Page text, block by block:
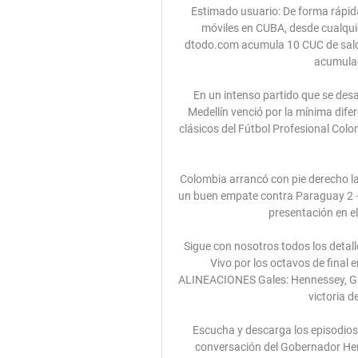
Estimado usuario: De forma rápida y sencilla, usted puede recargar el saldo a teléfonos móviles en CUBA, desde cualquier lugar del mundo. Si recarga con Moviles.compra-dtodo.com acumula 10 CUC de saldo adicional GRATIS (CUPON) que dura 330 días por el acumulado de los pagos efectuados.

En un intenso partido que se desarrolló en el estadio Atanasio Girardot, Independiente Medellín venció por la mínima diferencia a Atlético Nacional, en el marco de la jornada de clásicos del Fútbol Profesional Colombiano. La victoria del 'Poderoso' fue gracias a un tanto de Juan Fernando

Colombia arrancó con pie derecho la Copa América derrotando a Argentina 2-0. Catar sacó un buen empate contra Paraguay 2 – 2 y demostró que está trabajando para dar una buena presentación en el mundial 2022, del cual será anfitrión.

Sigue con nosotros todos los detalles, goles e incidencias del Gales vs Irlanda del Norte en Vivo por los octavos de final en la Euro 2016. Gales vs Irlanda del Norte en Vivo ALINEACIONES Gales: Hennessey, Gunter, Taylor, Chester, Williams, Davies,. Los memes de la victoria de México ante Estados Unidos

Escucha y descarga los episodios de Podcast JUICIO A LA NOTICIA gratis. Audio de la conversación del Gobernador Henry Falcón con los moderadores del programa 100% Noticias en el Canal 11 del Zulia @HenriFalconLara Programa: Podcast JUICIO A LA NOTICIA. Canal: JUICIO A LA NOTICIA. Tiempo: 26:00 Subido 03/10 a las 01:49:28 8757110

Los guerreros de la montaña sumaron su primer punto del torneo tras empatar a cero goles en la ciudad de Mérida contra Estudiantes en un partido que pudo ser para. La apuesta cambió y el profesor Darío Martínez debió jugar con un solo delantero para mantener la línea defensiva y. Portuguesa F.C. y Trujillanos F.C. no se.

En el año 2005, fui seleccionado para participar del Seminario de Capacitación para Líderes Democráticos, organizado por la O.E.A. y el B.I.D., dictado por la Universidad Torcuato Di Tella. En el 2006, concurrí a la Actualización Continua de Municipalidades dictada en la Universidad Nacional …

Mercedes-benz - hymer b class 575 starlight mercedes-benz - hymer b class 575 starlight. modelo 2014 (primer registro diciembre 2013),mercedes sprinter 316cdi 2.2l,euro 5,120 kw/163cv.transmisión automática,tanque de combustible de 100 l,peso total: 3500 kg (la unidad con b - es el modelo más liviano de hymer en este tamaño,de ahí el.

Tacuarembo FC Sud América en directo: Consulta el resultado del partido Tacuarembo FC Sud América en vivo y sigue el marcador en directo gracias a nuestro livescore. Partido Segunda División jugado …

Guastatoya vs Antigua GFC 2-0 RESUMEN Y - YouTube YouTube YouTube 3:44 YouTube El Futbolero77 (Aguilar77) 29 nov 2023 29 nov 2023 Falta(n): vivo minuto

CONMEBOL Sudamericana Comentarios en directo del Universidad Católica v Independiente Medellín 17 de agosto de 2016, incluyendo todas las estadísticas y eventos clave del partido, actualizado al instante.

La conducción de calor o transferencia de energía en forma de calor por conducción es un proceso de transmisión de calor basado en el contacto directo entre los cuerpos, sin intercambio de materia, por el que el calor fluye desde un cuerpo de mayor temperatura a otro de menor temperatura que está en contacto con el primero. ¡Nuevo!!:

22:52 Partido en el que al Dépor se le ve algo mejor organizado en defensa y en la presión arriba, pero cuando tiene la pelota no tiene muy claro qué hacer con ella

Reserva ZOO Luján, Luján en TripAdvisor: Consulta 3.931 opiniones, artículos, y 4.498 fotos de ZOO Luján, clasificada en TripAdvisor en el N.°4 de 20 atracciones en Luján.

Tras un centro de Zarfino el balón le cayó en el segundo palo al extremo del Extremadura, quien disparó